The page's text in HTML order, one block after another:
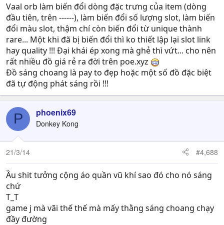
Vaal orb làm biến đổi dòng đặc trưng của item (dòng
đầu tiên, trên ------), làm biến đổi số lượng slot, làm biến
đổi màu slot, thậm chí còn biến đổi từ unique thành
rare... Một khi đã bị biến đổi thì ko thiết lập lại slot link
hay quality !!! Đại khái ép xong mà ghẻ thì vứt... cho nên
rất nhiều đồ giá rẻ ra đời trên poe.xyz
Đồ sáng choang là pay to đẹp hoặc một số đồ đặc biệt
đã tự động phát sáng rồi !!!
P phoenix69
Donkey Kong
21/3/14 #4,688
Ầu shit tưởng cộng áo quần vũ khí sao đó cho nó sáng
chứ
T_T
game j mà vãi thế thế mà mấy thằng sáng choang chạy
đầy đường